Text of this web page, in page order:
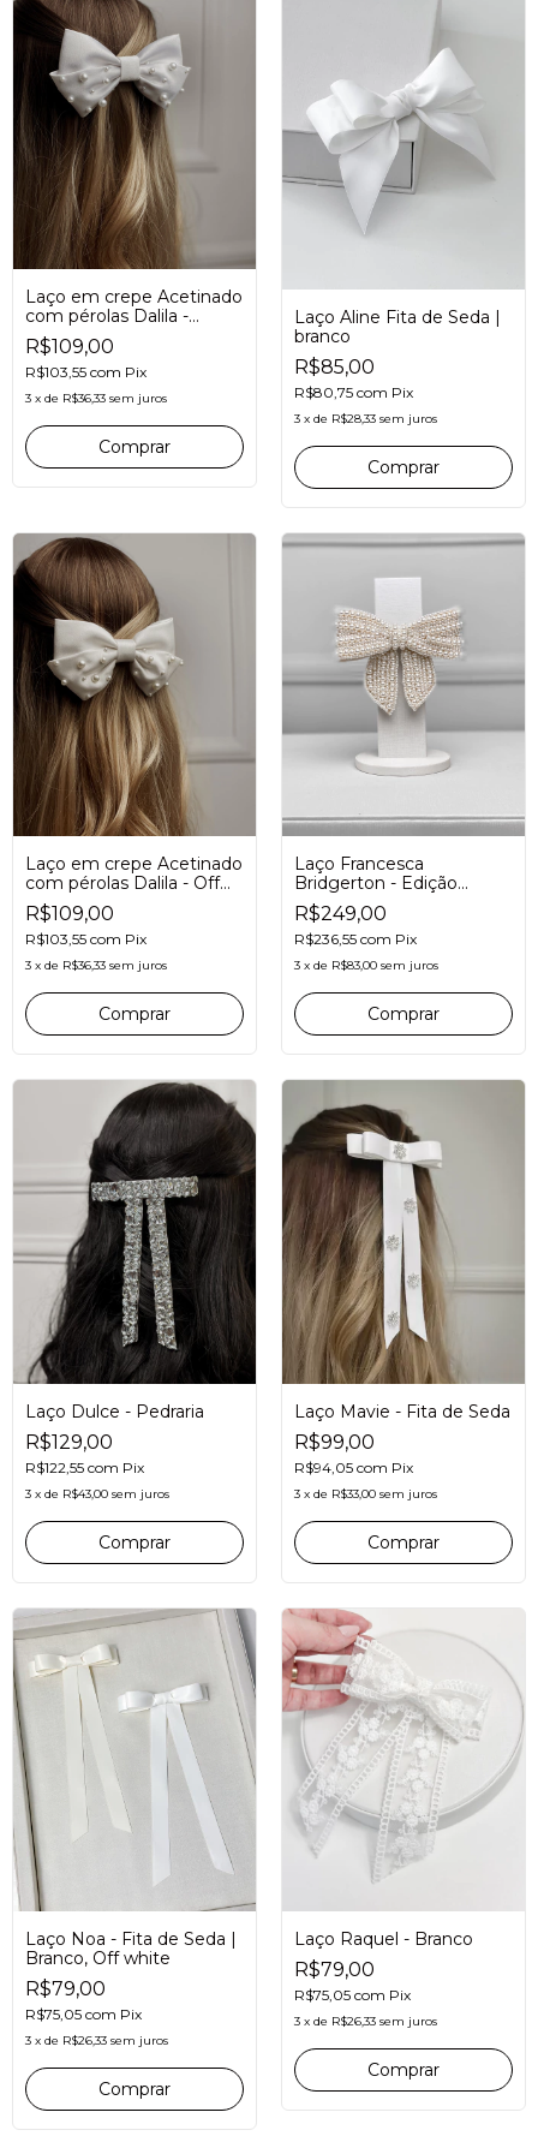
Laço em crepe Acetinado
com pérolas Dalila -
Branco
R$109,00
R$103,55 com Pix
3 x de R$36,33 sem juros
Laço Aline Fita de Seda |
branco
R$85,00
R$80,75 com Pix
3 x de R$28,33 sem juros
Comprar
Laço em crepe Acetinado
com pérolas Dalila - Off
white
R$109,00
R$103,55 com Pix
3 x de R$36,33 sem juros
Laço Francesca
Bridgerton - Edição
limitada
R$249,00
R$236,55 com Pix
3 x de R$83,00 sem juros
Laço Dulce - Pedraria
R$129,00
R$122,55 com Pix
3 x de R$43,00 sem juros
Comprar
Laço Mavie - Fita de Seda
R$99,00
R$94,05 com Pix
3 x de R$33,00 sem juros
Laço Noa - Fita de Seda |
Branco, Off white
R$79,00
R$75,05 com Pix
3 x de R$26,33 sem juros
Comprar
Laço Raquel - Branco
R$79,00
R$75,05 com Pix
3 x de R$26,33 sem juros
Comprar